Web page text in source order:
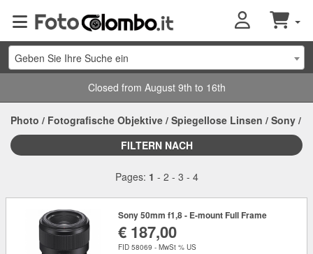
Geben Sie Ihre Suche ein
Closed from August 9th to 16th
Photo / Fotografische Objektive / Spiegellose Linsen / Sony /
FILTERN NACH
Pages: 1 - 2 - 3 - 4
Sony 50mm f1,8 - E-mount Full Frame
€ 187,00
FID 58069 - MwSt % US